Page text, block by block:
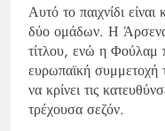
Αυτό το παιχνίδι είναι
δύο ομάδων. Η
τίτλου, ενώ η Φούλαμ
ευρωπαϊκή
να κρίνει τις
τρέχουσα σεζόν.